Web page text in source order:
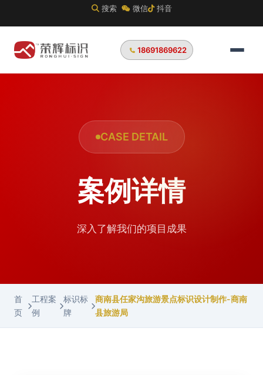
搜索 微信 抖音
18691869622
CASE DETAIL
案例详情
深入了解我们的项目成果
首
页
工程案
例
标识标
牌
商南县任家沟旅游景点标识设计制作-商南
县旅游局